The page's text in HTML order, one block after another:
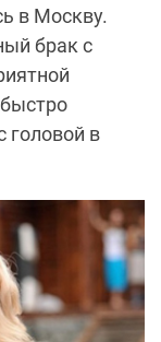
в Москву.
брак с
головой в